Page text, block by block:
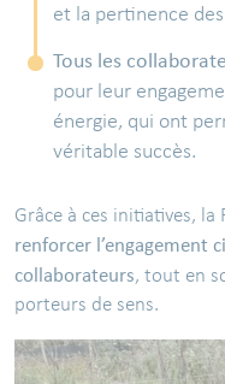
et la pertinence
Tous les
pour leur
énergie, qui ont
véritable succès.
Grâce à ces initiatives,
renforcer l’engagement
collaborateurs, tout en
porteurs de sens.